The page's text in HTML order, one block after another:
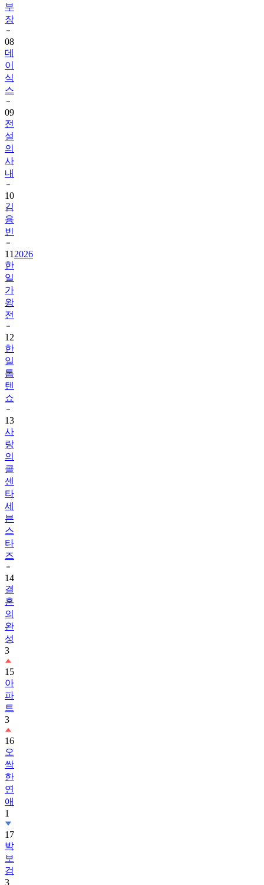
부
장
08
데
이
식
스
09
전
설
의
사
내
10
김
용
빈
11 2026
한
일
가
왕
전
12
한
일
톱
텐
쇼
13
사
랑
의
콜
센
타
세
븐
스
타
즈
14
결
혼
의
완
성
3
15
아
파
트
3
16
오
싹
한
연
애
1
17
박
보
검
3